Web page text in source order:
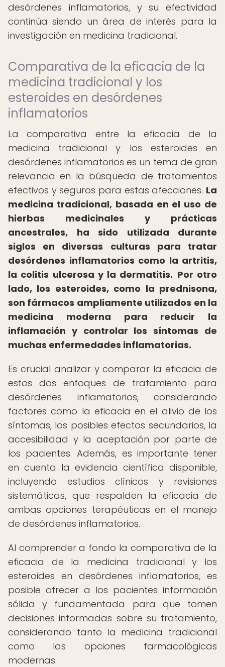
desórdenes inflamatorios, y su efectividad
continúa siendo un área de interés para la
investigación en medicina tradicional.
Comparativa de la eficacia de la
medicina tradicional y los
esteroides en desórdenes
inflamatorios
La comparativa entre la eficacia de la
medicina tradicional y los esteroides en
desórdenes inflamatorios es un tema de gran
relevancia en la búsqueda de tratamientos
efectivos y seguros para estas afecciones. La
medicina tradicional, basada en el uso de
hierbas medicinales y prácticas
ancestrales, ha sido utilizada durante
siglos en diversas culturas para tratar
desórdenes inflamatorios como la artritis,
la colitis ulcerosa y la dermatitis. Por otro
lado, los esteroides, como la prednisona,
son fármacos ampliamente utilizados en la
medicina moderna para reducir la
inflamación y controlar los síntomas de
muchas enfermedades inflamatorias.
Es crucial analizar y comparar la eficacia de
estos dos enfoques de tratamiento para
desórdenes inflamatorios, considerando
factores como la eficacia en el alivio de los
síntomas, los posibles efectos secundarios, la
accesibilidad y la aceptación por parte de
los pacientes. Además, es importante tener
en cuenta la evidencia científica disponible,
incluyendo estudios clínicos y revisiones
sistemáticas, que respalden la eficacia de
ambas opciones terapéuticas en el manejo
de desórdenes inflamatorios.
Al comprender a fondo la comparativa de la
eficacia de la medicina tradicional y los
esteroides en desórdenes inflamatorios, es
posible ofrecer a los pacientes información
sólida y fundamentada para que tomen
decisiones informadas sobre su tratamiento,
considerando tanto la medicina tradicional
como las opciones farmacológicas
modernas.